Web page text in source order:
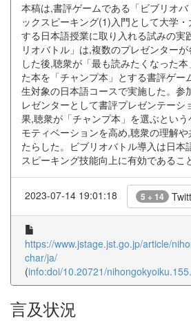
本稿は,書評ゲームである「ビブリオ
ックスピーキング(1)入門として大学
する日本語授業に取り入れる試みの実
リオバトル」は,複数のプレゼンター
した後,聴衆が「最も読みたくなった
た本を「チャンプ本」とする書評ゲー
生対象の日本語コースで実施した。参
レゼンターとして書評プレゼンテーシ
果,聴衆が「チャンプ本」を選ぶとい
モティベーションを高め,聴衆の理解
たらした。ビブリオバトル導入は日本
スピーキング技能向上に有効であるこ
2023-07-14 19:01:18 5 + 14
https://www.jstage.jst.go.jp/article/
char/ja/
(info:doi/10.20721/
言及状況